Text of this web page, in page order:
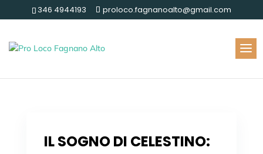
346 4944193 proloco.fagnanoalto@gmail.com
IL SOGNO DI CELESTINO: